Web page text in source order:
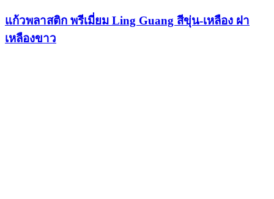
แก้วพลาสติก พรีเมี่ยม Ling Guang สีขุ่น-เหลือง ฝา
เหลืองขาว